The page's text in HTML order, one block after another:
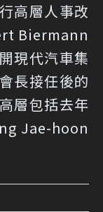
高層人事改
Biermann
現代汽車集
長接任後的
層包括去年
Jae-hoon